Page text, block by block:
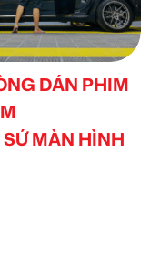
DÁN PHIM
MÀN HÌNH